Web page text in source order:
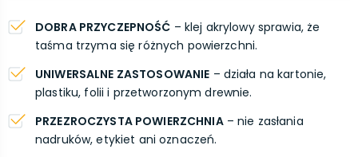
DOBRA PRZYCZEPNOŚĆ – klej akrylowy sprawia, że
taśma trzyma się różnych powierzchni.
UNIWERSALNE ZASTOSOWANIE – działa na kartonie,
plastiku, folii i przetworzonym drewnie.
PRZEZROCZYSTA POWIERZCHNIA– nie zasłania
nadruków, etykiet ani oznaczeń.